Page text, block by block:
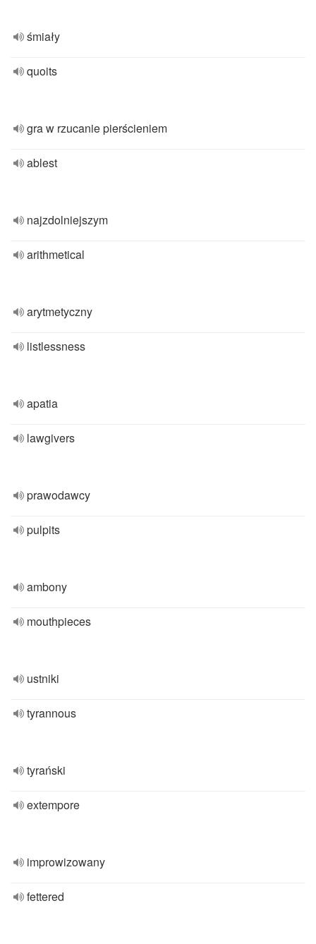
śmiały
quoits
gra w rzucanie pierścieniem
ablest
najzdolniejszym
arithmetical
arytmetyczny
listlessness
apatia
lawgivers
prawodawcy
pulpits
ambony
mouthpieces
ustniki
tyrannous
tyrański
extempore
improwizowany
fettered